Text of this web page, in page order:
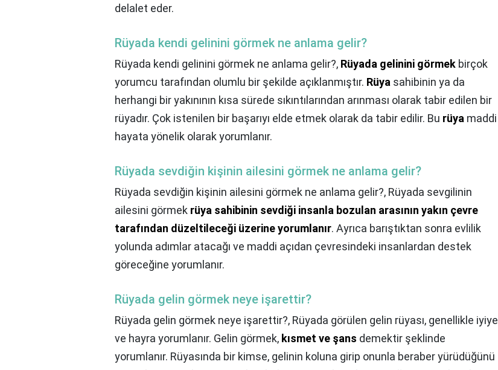
delalet eder.
Rüyada kendi gelinini görmek ne anlama gelir?
Rüyada kendi gelinini görmek ne anlama gelir?, Rüyada gelinini görmek birçok
yorumcu tarafından olumlu bir şekilde açıklanmıştır. Rüya sahibinin ya da
herhangi bir yakınının kısa sürede sıkıntılarından arınması olarak tabir edilen bir
rüyadır. Çok istenilen bir başarıyı elde etmek olarak da tabir edilir. Bu rüya maddi
hayata yönelik olarak yorumlanır.
Rüyada sevdiğin kişinin ailesini görmek ne anlama gelir?
Rüyada sevdiğin kişinin ailesini görmek ne anlama gelir?, Rüyada sevgilinin
ailesini görmek rüya sahibinin sevdiği insanla bozulan arasının yakın çevre
tarafından düzeltileceği üzerine yorumlanır. Ayrıca barıştıktan sonra evlilik
yolunda adımlar atacağı ve maddi açıdan çevresindeki insanlardan destek
göreceğine yorumlanır.
Rüyada gelin görmek neye işarettir?
Rüyada gelin görmek neye işarettir?, Rüyada görülen gelin rüyası, genellikle iyiye
ve hayra yorumlanır. Gelin görmek, kısmet ve şans demektir şeklinde
yorumlanır. Rüyasında bir kimse, gelinin koluna girip onunla beraber yürüdüğünü